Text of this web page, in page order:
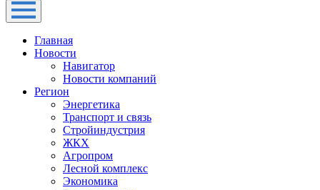
Главная
Новости
Навигатор
Новости компаний
Регион
Энергетика
Транспорт и связь
Стройиндустрия
ЖКХ
Агропром
Лесной комплекс
Экономика